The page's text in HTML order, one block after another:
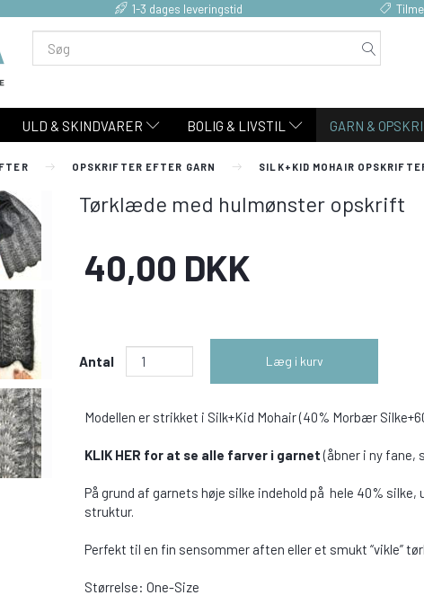
1-3 dages leveringstid
ULD & SKINDVARER BOLIG & LIVSTIL GARN &
OPSKRIFTER EFTER GARN SILK+KID MOHAIR
Tørklæde med hulmønster opskrift
40,00 DKK
Antal Læg i kurv
Modellen er strikket i Silk+Kid Mohair (40% Morbær
KLIK HER for at se alle farver i garnet(åbner i ny fane,
På grund af garnets høje silke indehold på hele 40%
struktur.
Perfekt til en fin sensommer aften eller et smukt “vikle”
Størrelse: One-Size